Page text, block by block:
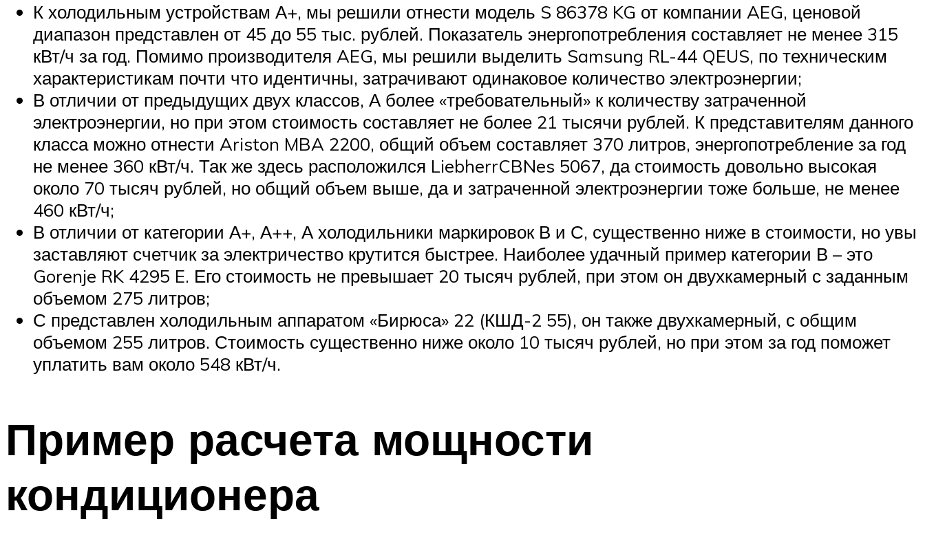
К холодильным устройствам А+, мы решили отнести модель S 86378 KG от компании AEG, ценовой
диапазон представлен от 45 до 55 тыс. рублей. Показатель энергопотребления составляет не менее 315
кВт/ч за год. Помимо производителя AEG, мы решили выделить Samsung RL-44 QEUS, по техническим
характеристикам почти что идентичны, затрачивают одинаковое количество электроэнергии;
В отличии от предыдущих двух классов, А более «требовательный» к количеству затраченной
электроэнергии, но при этом стоимость составляет не более 21 тысячи рублей. К представителям данного
класса можно отнести Ariston MBA 2200, общий объем составляет 370 литров, энергопотребление за год
не менее 360 кВт/ч. Так же здесь расположился LiebherrCBNes 5067, да стоимость довольно высокая
около 70 тысяч рублей, но общий объем выше, да и затраченной электроэнергии тоже больше, не менее
460 кВт/ч;
В отличии от категории А+, А++, А холодильники маркировок В и С, существенно ниже в стоимости, но увы
заставляют счетчик за электричество крутится быстрее. Наиболее удачный пример категории В – это
Gorenje RK 4295 E. Его стоимость не превышает 20 тысяч рублей, при этом он двухкамерный с заданным
объемом 275 литров;
С представлен холодильным аппаратом «Бирюса» 22 (КШД-2 55), он также двухкамерный, с общим
объемом 255 литров. Стоимость существенно ниже около 10 тысяч рублей, но при этом за год поможет
уплатить вам около 548 кВт/ч.
Пример расчета мощности
кондиционера